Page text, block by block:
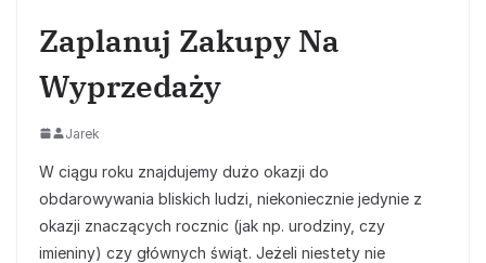
Zaplanuj Zakupy Na
Wyprzedaży
Jarek
W ciągu roku znajdujemy dużo okazji do
obdarowywania bliskich ludzi, niekoniecznie jedynie z
okazji znaczących rocznic (jak np. urodziny, czy
imieniny) czy głównych świąt. Jeżeli niestety nie